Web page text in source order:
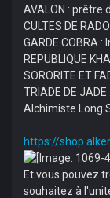
AVALON : prêtre
CULTES DE
GARDE COBRA
REPUBLIQUE
SORORITE ET
TRIADE DE
Alchimiste Long
https://
Et vous pouvez
souhaitez à